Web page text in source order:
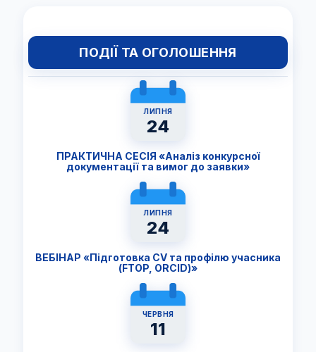
ПОДІЇ ТА ОГОЛОШЕННЯ
ЛИПНЯ
24
ПРАКТИЧНА СЕСІЯ «Аналіз конкурсної
документації та вимог до заявки»
ЛИПНЯ
24
ВЕБІНАР «Підготовка CV та профілю учасника
(FTОP, ORCID)»
ЧЕРВНЯ
11